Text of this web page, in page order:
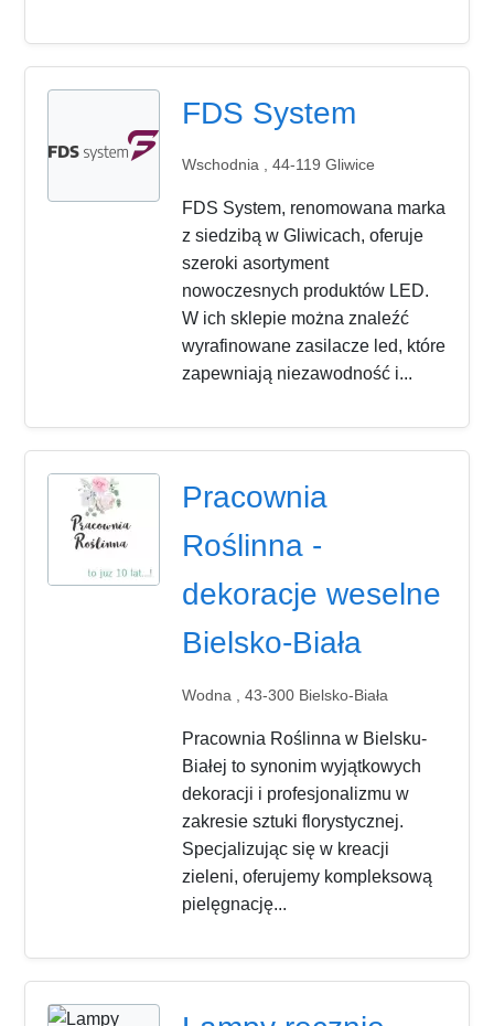
FDS System
Wschodnia , 44-119 Gliwice
FDS System, renomowana marka
z siedzibą w Gliwicach, oferuje
szeroki asortyment
nowoczesnych produktów LED.
W ich sklepie można znaleźć
wyrafinowane zasilacze led, które
zapewniają niezawodność i...
Pracownia
Roślinna -
dekoracje weselne
Bielsko-Biała
Wodna , 43-300 Bielsko-Biała
Pracownia Roślinna w Bielsku-
Białej to synonim wyjątkowych
dekoracji i profesjonalizmu w
zakresie sztuki florystycznej.
Specjalizując się w kreacji
zieleni, oferujemy kompleksową
pielęgnację...